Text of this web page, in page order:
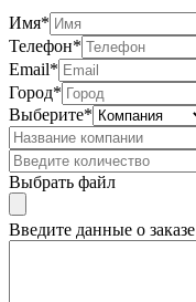
Имя*
Телефон*
Email*
Город*
Выберите*
Выбрать файл
Введите данные о заказе